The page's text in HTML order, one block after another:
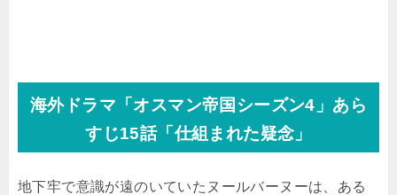
海外ドラマ「オスマン帝国シーズン4」あら
すじ15話「仕組まれた疑念」
地下牢で意識が遠のいていたヌールバーヌーは、ある